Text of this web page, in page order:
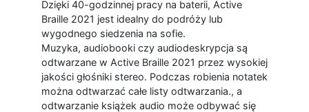
Dzięki 40-godzinnej pracy na baterii, Active
Braille 2021 jest idealny do podróży lub
wygodnego siedzenia na sofie.
Muzyka, audiobooki czy audiodeskrypcja są
odtwarzane w Active Braille 2021 przez wysokiej
jakości głośniki stereo. Podczas robienia notatek
można odtwarzać całe listy odtwarzania., a
odtwarzanie książek audio może odbywać się